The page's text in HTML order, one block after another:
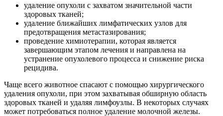
удаление опухоли с захватом значительной части
здоровых тканей;
удаление ближайших лимфатических узлов для
предотвращения метастазирования;
проведение химиотерапии, которая является
завершающим этапом лечения и направлена на
устранение опухолевого процесса и снижение риска
рецидива.
Чаще всего животное спасают с помощью хирургического
удаления опухоли, при этом захватывая обширную область
здоровых тканей и удаляя лимфоузлы. В некоторых случаях
может потребоваться полное удаление молочной железы.